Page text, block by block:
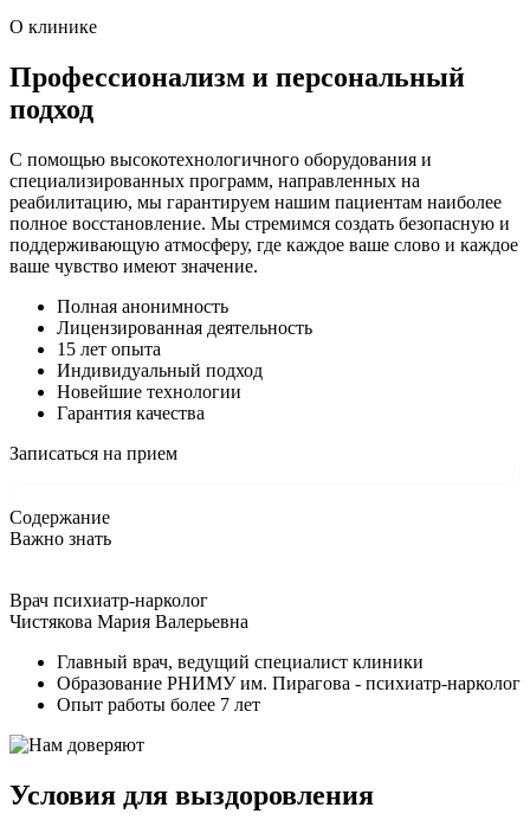
О клинике
Профессионализм и персональный
подход
С помощью высокотехнологичного оборудования и
специализированных программ, направленных на
реабилитацию, мы гарантируем нашим пациентам наиболее
полное восстановление. Мы стремимся создать безопасную и
поддерживающую атмосферу, где каждое ваше слово и каждое
ваше чувство имеют значение.
Полная анонимность
Лицензированная деятельность
15 лет опыта
Индивидуальный подход
Новейшие технологии
Гарантия качества
Записаться на прием
Содержание
Важно знать
Врач психиатр-нарколог
Чистякова Мария Валерьевна
Главный врач, ведущий специалист клиники
Образование РНИМУ им. Пирагова - психиатр-нарколог
Опыт работы более 7 лет
Условия для выздоровления